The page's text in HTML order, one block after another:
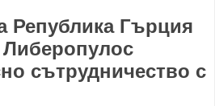
Република Гърция
сътрудничество с